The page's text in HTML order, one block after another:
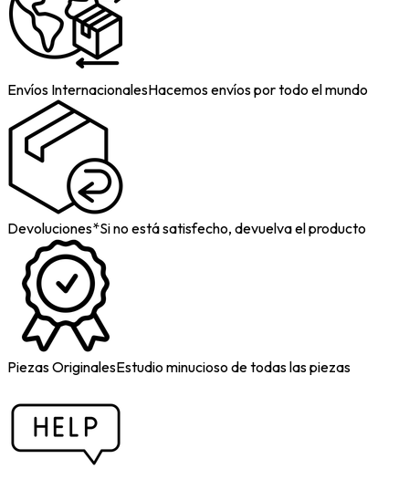
Envíos InternacionalesHacemos envíos por todo el mundo
Devoluciones*Si no está satisfecho, devuelva el producto
Piezas OriginalesEstudio minucioso de todas las piezas